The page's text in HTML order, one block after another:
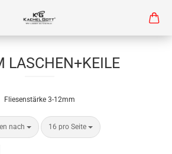
LASCHEN+KEILE
Fliesenstärke 3-12mm
nach
nach 16 pro Seite
pro Seite